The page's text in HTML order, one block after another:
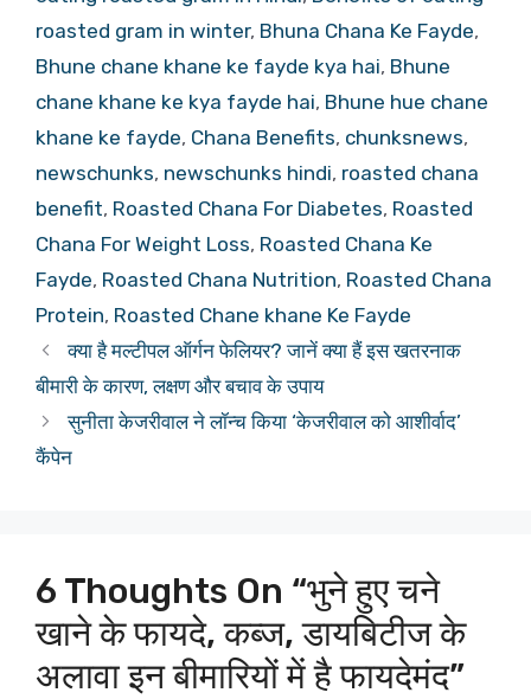
roasted gram in winter, Bhuna Chana Ke Fayde,
Bhune chane khane ke fayde kya hai, Bhune
chane khane ke kya fayde hai, Bhune hue chane
khane ke fayde, Chana Benefits, chunksnews,
newschunks, newschunks hindi, roasted chana
benefit, Roasted Chana For Diabetes, Roasted
Chana For Weight Loss, Roasted Chana Ke
Fayde, Roasted Chana Nutrition, Roasted Chana
Protein, Roasted Chane khane Ke Fayde
क्या है मल्टीपल ऑर्गन फेलियर? जानें क्या हैं इस खतरनाक
बीमारी के कारण, लक्षण और बचाव के उपाय
सुनीता केजरीवाल ने लॉन्च किया ‘केजरीवाल को आशीर्वाद’
कैंपेन
6 Thoughts On “भुने हुए चने
खाने के फायदे, कब्ज, डायबिटीज के
अलावा इन बीमारियों में है फायदेमंद”